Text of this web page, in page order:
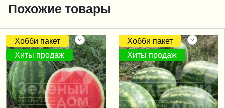
Похожие товары
Хобби пакет
Хиты продаж
Хобби пакет
Хиты продаж